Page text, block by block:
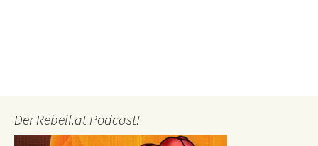
Der Rebell.at Podcast!